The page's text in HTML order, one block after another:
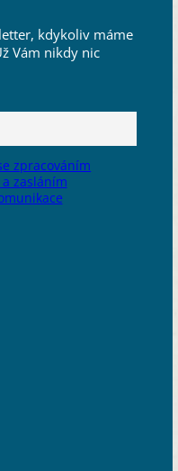
kdykoliv máme
Vám nikdy nic
zpracováním
zasláním